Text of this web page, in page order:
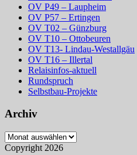
OV P49 – Laupheim
OV P57 – Ertingen
OV T02 – Günzburg
OV T10 – Ottobeuren
OV T13- Lindau-Westallgäu
OV T16 – Illertal
Relaisinfos-aktuell
Rundspruch
Selbstbau-Projekte
Archiv
Archiv
Copyright 2026